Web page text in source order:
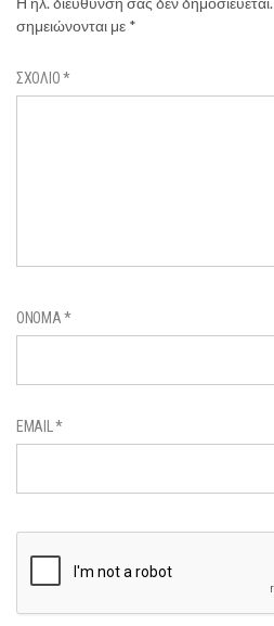
σημειώνονται με *
ΣΧΌΛΙΟ*
ΌΝΟΜΑ*
EMAIL*